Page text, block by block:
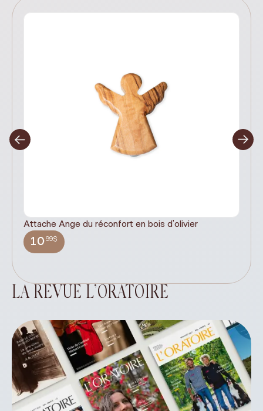
Attache Ange du réconfort en bois d'olivier
10,99$
LA REVUE L’ORATOIRE